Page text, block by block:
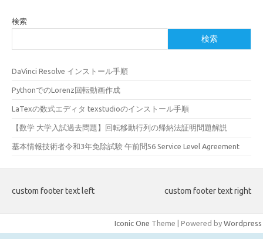
検索
検索
DaVinci Resolve インストール手順
PythonでのLorenz回転動画作成
LaTexの数式エディタ texstudioのインストール手順
【数学 大学入試過去問題】回転移動行列の帰納法証明問題解説
基本情報技術者令和3年免除試験 午前問56 Service Level Agreement
custom footer text left custom footer text right
Iconic One Theme | Powered by Wordpress